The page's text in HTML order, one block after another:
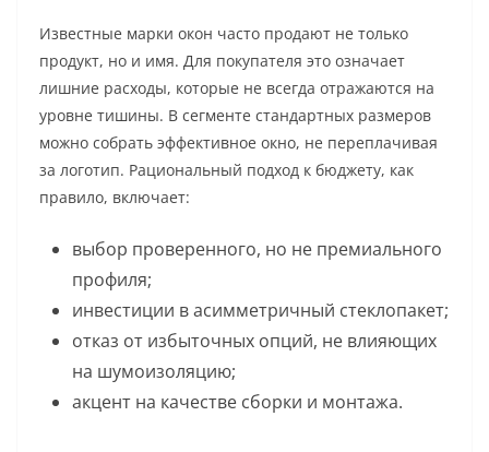
Известные марки окон часто продают не только
продукт, но и имя. Для покупателя это означает
лишние расходы, которые не всегда отражаются на
уровне тишины. В сегменте стандартных размеров
можно собрать эффективное окно, не переплачивая
за логотип. Рациональный подход к бюджету, как
правило, включает:
выбор проверенного, но не премиального
профиля;
инвестиции в асимметричный стеклопакет;
отказ от избыточных опций, не влияющих
на шумоизоляцию;
акцент на качестве сборки и монтажа.